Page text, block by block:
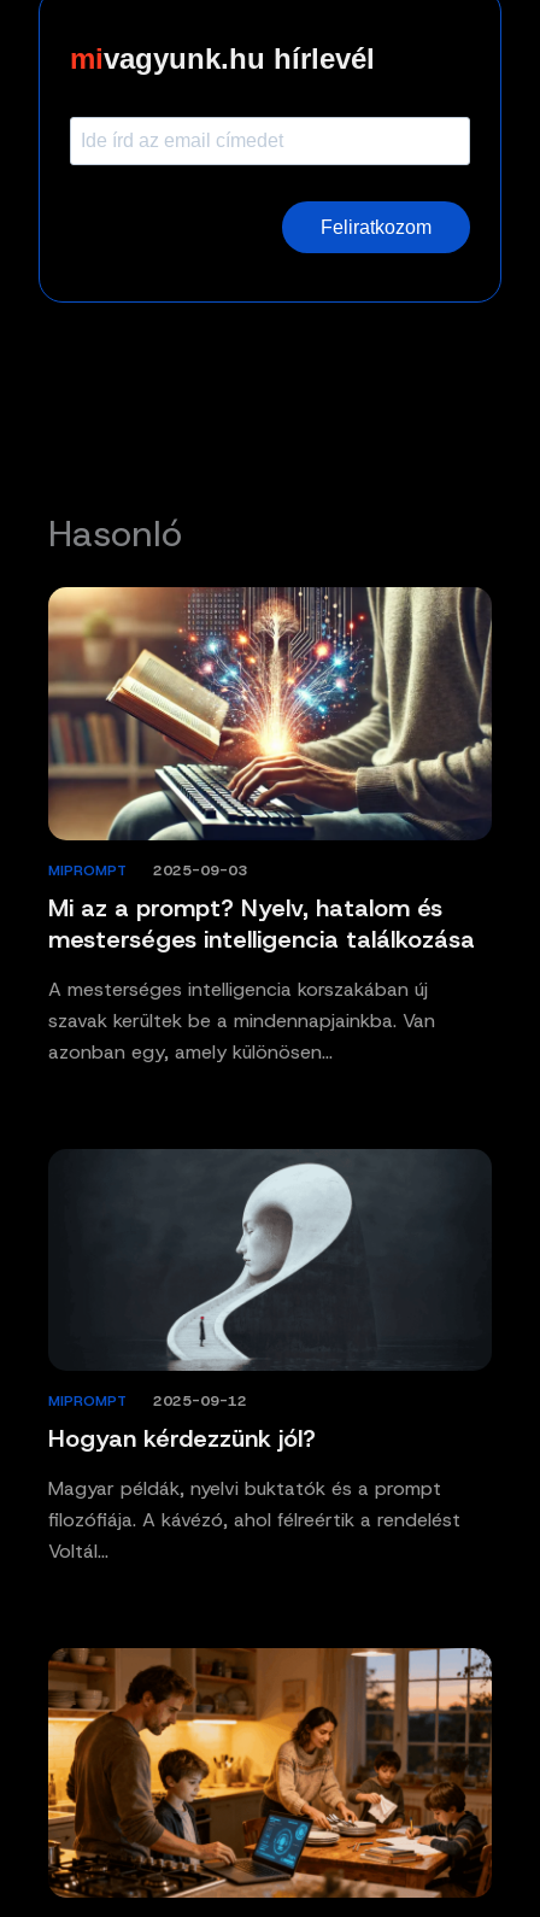
vagyunk.hu hírlevél
Feliratkozom
Hasonló
Mi az a prompt? Nyelv, hatalom és
mesterséges intelligencia találkozása
MIPROMPT 2025-09-03
A mesterséges intelligencia korszakában új
szavak kerültek be a mindennapjainkba. Van
azonban egy, amely különösen…
Hogyan kérdezzünk jól?
MIPROMPT 2025-09-12
Magyar példák, nyelvi buktatók és a prompt
filozófiája. A kávézó, ahol félreértik a rendelést
Voltál…